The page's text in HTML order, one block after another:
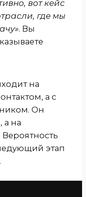
вот кейс
где мы
. Вы
на
а с
Он
а на
этап